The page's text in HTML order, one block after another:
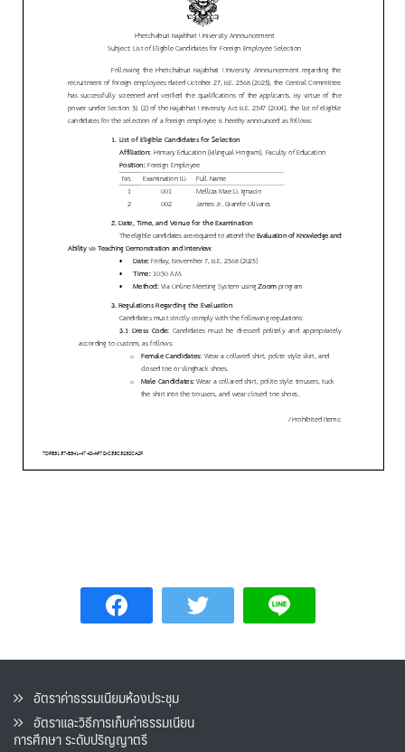
อัตราค่าธรรมเนียมห้องประชุม
อัตราและวิธีการเก็บค่าธรรมเนียน
การศึกษา ระดับปริญญาตรี